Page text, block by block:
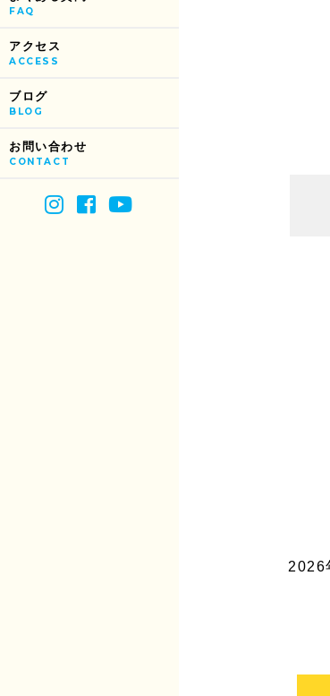
FAQ
アクセス
ACCESS
ブログ
BLOG
お問い合わせ
CONTACT
2026